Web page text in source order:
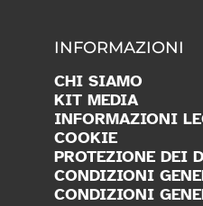
INFORMAZIONI
CHI SIAMO
KIT MEDIA
INFORMAZIONI
COOKIE
PROTEZIONE DEI
CONDIZIONI
CONDIZIONI